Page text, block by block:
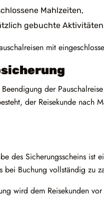
Mahlzeiten,
gebuchte
mit
der
der Reisekunde
des Sicherungsscheins ist
Buchung vollständig zu
wird dem Reisekunden